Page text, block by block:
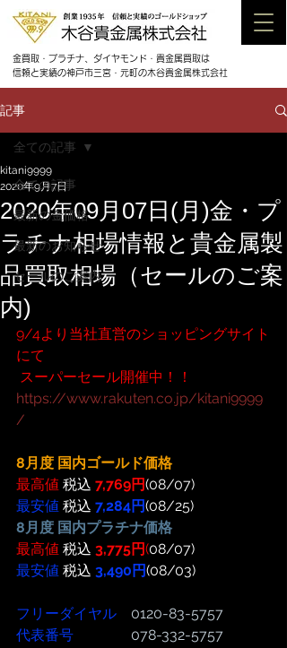
金買取・プラチナ、ダイヤモンド・貴金属買取は
信頼と実績の神戸市三宮・元町の木谷貴金属株式会社
記事
全ての記事
最新の金価格
最新のお知らせ
セールのご案内
全ての記事
2020年09月07日(月)金・プ
ラチナ相場情報と貴金属製
品買取相場（セールのご案
内)
kitani9999
2020年9月7日
9/4より当社直営のショッピングサイト
にて
スーパーセール開催中！！
https://www.rakuten.co.jp/kitani9999
/
8月度 国内ゴールド価格
最高値 税込 7,769円(08/07)
最安値 税込 7,284円(08/25)
8月度 国内プラチナ価格
最高値 税込 3,775円(08/07)
最安値 税込 3,490円(08/03)
フリーダイヤル 0120-83-5757
代表番号
              078-332-5757